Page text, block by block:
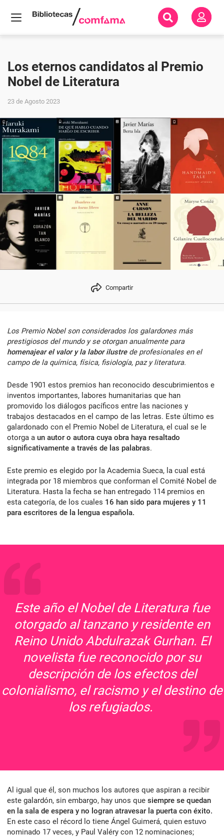
nuestras
historias
Nuevas
eternos
candidatos
al Premio
Nobel de
Literatura
Los eternos candidatos al Premio
Nobel de Literatura
23 de Agosto 2023
Compartir
Los Premio Nobel son considerados los galardones más
prestigiosos del mundo y se otorgan anualmente para
homenajear el valor y la labor ilustrede profesionales en el
campo de la química, física, fisiología, paz y literatura.
Desde 1901 estos premios han reconocido descubrimientos e
inventos importantes, labores humanitarias que han
promovido los diálogos pacíficos entre las naciones y
trabajos destacados en el campo de las letras. Este último es
galardonado con el Premio Nobel de Literatura, el cual se le
otorga a un autor o autora cuya obra haya resaltado
significativamente a través de las palabras.
Este premio es elegido por la Academia Sueca, la cual está
integrada por 18 miembros que conforman el Comité Nobel de
Literatura. Hasta la fecha se han entregado 114 premios en
esta categoría, de los cuales 16 han sido para mujeres y 11
para escritores de la lengua española.
Este año el Nobel de Literatura fue
otorgado al tanzano y residente en
Reino Unido Abdulrazak Gurhan. El
novelista fue reconocido por su
descripción de los efectos del
colonialismo, el racismo y el destino de
los refugiados.
Al igual que él, son muchos los autores que aspiran a recibir
este galardón, sin embargo, hay unos que siempre se quedan
en la sala de espera y no logran atravesar la puerta con éxito.
En este caso el récord lo tiene Ángel Guimerá, quien estuvo
nominado 17 veces, y Paul Valéry con 12 nominaciones;